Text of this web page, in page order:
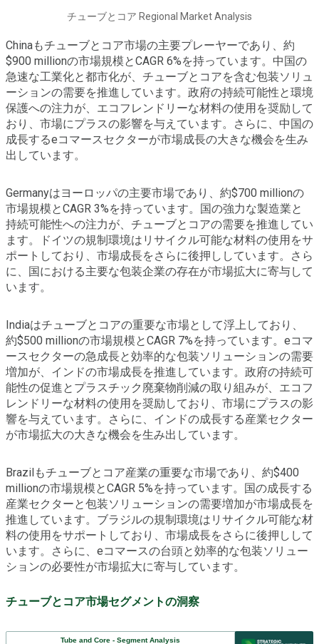
チューブとコア Regional Market Analysis
Chinaもチューブとコア市場の主要プレーヤーであり、約
$900 millionの市場規模とCAGR 6%を持っています。中国の
急速な工業化と都市化が、チューブとコアを含む包装ソリュ
ーションの需要を推進しています。政府の持続可能性と環境
保護への注力が、エコフレンドリーな材料の使用を奨励して
おり、市場にプラスの影響を与えています。さらに、中国の
成長するeコマースセクターが市場成長の大きな機会を生み
出しています。
Germanyはヨーロッパの主要市場であり、約$700 millionの
市場規模とCAGR 3%を持っています。国の強力な製造業と
持続可能性への注力が、チューブとコアの需要を推進してい
ます。ドイツの規制環境はリサイクル可能な材料の使用をサ
ポートしており、市場成長をさらに後押ししています。さら
に、国における主要な包装企業の存在が市場拡大に寄与して
います。
Indiaはチューブとコアの重要な市場として浮上しており、
約$500 millionの市場規模とCAGR 7%を持っています。eコマ
ースセクターの急成長と効率的な包装ソリューションの需要
増加が、インドの市場成長を推進しています。政府の持続可
能性の促進とプラスチック廃棄物削減の取り組みが、エコフ
レンドリーな材料の使用を奨励しており、市場にプラスの影
響を与えています。さらに、インドの成長する産業セクター
が市場拡大の大きな機会を生み出しています。
Brazilもチューブとコア産業の重要な市場であり、約$400
millionの市場規模とCAGR 5%を持っています。国の成長する
産業セクターと包装ソリューションの需要増加が市場成長を
推進しています。ブラジルの規制環境はリサイクル可能な材
料の使用をサポートしており、市場成長をさらに後押しして
います。さらに、eコマースの台頭と効率的な包装ソリュー
ションの必要性が市場拡大に寄与しています。
チューブとコア市場セグメントの洞察